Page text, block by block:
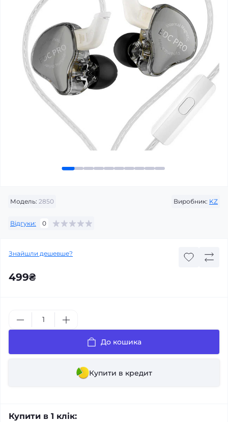
Модель: 2850 Виробник: KZ
Відгуки: 0
Знайшли дешевше?
499₴
До кошика
Купити в кредит
Купити в 1 клік: